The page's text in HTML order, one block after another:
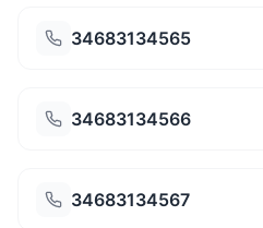
34683134565
34683134566
34683134567